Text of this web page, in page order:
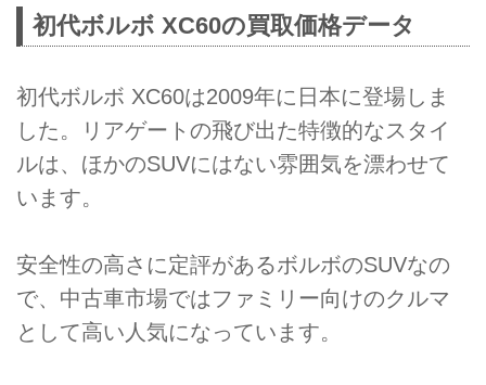
初代ボルボ XC60の買取価格データ
初代ボルボ XC60は2009年に日本に登場しま
した。リアゲートの飛び出た特徴的なスタイ
ルは、ほかのSUVにはない雰囲気を漂わせて
います。
安全性の高さに定評があるボルボのSUVなの
で、中古車市場ではファミリー向けのクルマ
として高い人気になっています。